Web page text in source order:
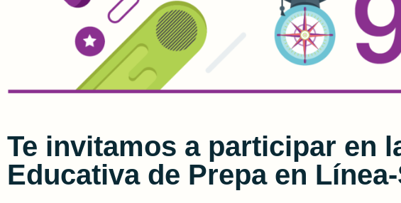
Te invitamos a participar en
Educativa de Prepa en